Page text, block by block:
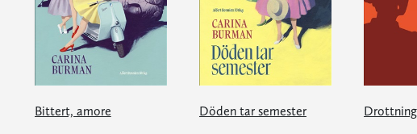
Bittert, amore Döden tar semester